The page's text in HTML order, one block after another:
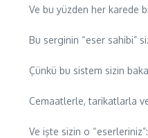
Ve bu yüzden her karede
Bu serginin “eser sahibi”
Çünkü bu sistem sizin
Cemaatlerle, tarikatlarla
Ve işte sizin o “eserleriniz”: